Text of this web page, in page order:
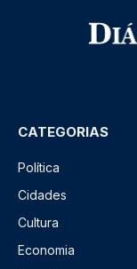
CATEGORIAS
Política
Cidades
Cultura
Economia